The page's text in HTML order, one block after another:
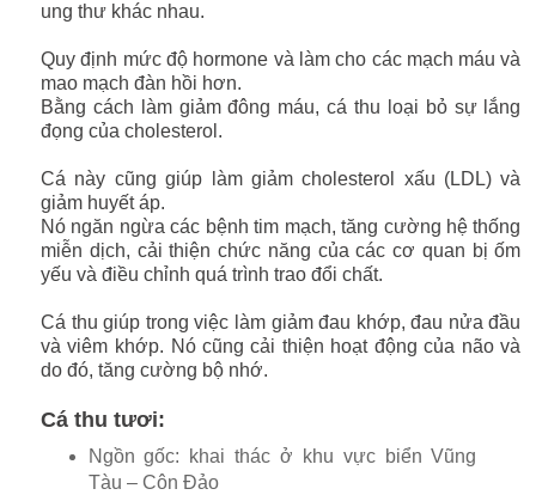
ung thư khác nhau.
Quy định mức độ hormone và làm cho các mạch máu và
mao mạch đàn hồi hơn.
Bằng cách làm giảm đông máu, cá thu loại bỏ sự lắng
đọng của cholesterol.
Cá này cũng giúp làm giảm cholesterol xấu (LDL) và
giảm huyết áp.
Nó ngăn ngừa các bệnh tim mạch, tăng cường hệ thống
miễn dịch, cải thiện chức năng của các cơ quan bị ốm
yếu và điều chỉnh quá trình trao đổi chất.
Cá thu giúp trong việc làm giảm đau khớp, đau nửa đầu
và viêm khớp. Nó cũng cải thiện hoạt động của não và
do đó, tăng cường bộ nhớ.
Cá thu tươi:
Ngồn gốc: khai thác ở khu vực biển Vũng
Tàu – Côn Đảo